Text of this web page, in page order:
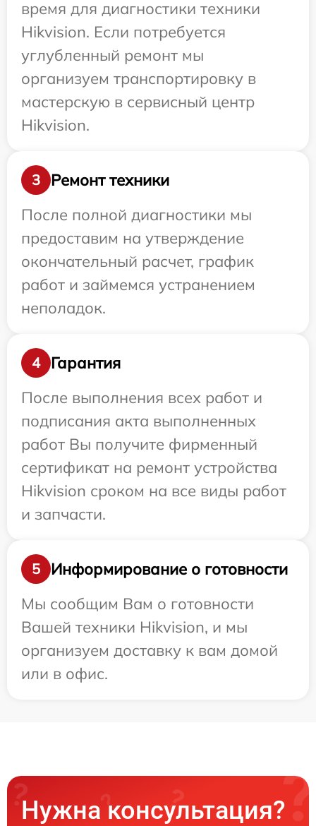
время для диагностики техники
Hikvision. Если потребуется
углубленный ремонт мы
организуем транспортировку в
мастерскую в сервисный центр
Hikvision.
3
Ремонт техники
После полной диагностики мы
предоставим на утверждение
окончательный расчет, график
работ и займемся устранением
неполадок.
4
Гарантия
После выполнения всех работ и
подписания акта выполненных
работ Вы получите фирменный
сертификат на ремонт устройства
Hikvision сроком на все виды работ
и запчасти.
5
Информирование о готовности
Мы сообщим Вам о готовности
Вашей техники Hikvision, и мы
организуем доставку к вам домой
или в офис.
Нужна консультация?